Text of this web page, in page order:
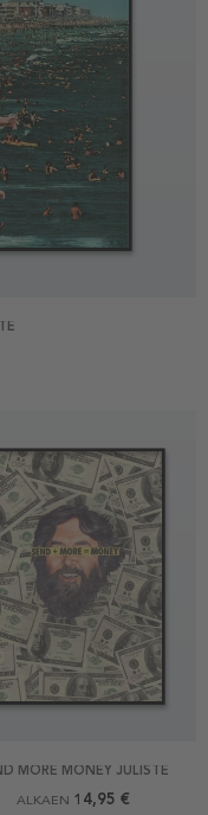
MORE MONEY JULISTE
ALKAEN 14,95 €